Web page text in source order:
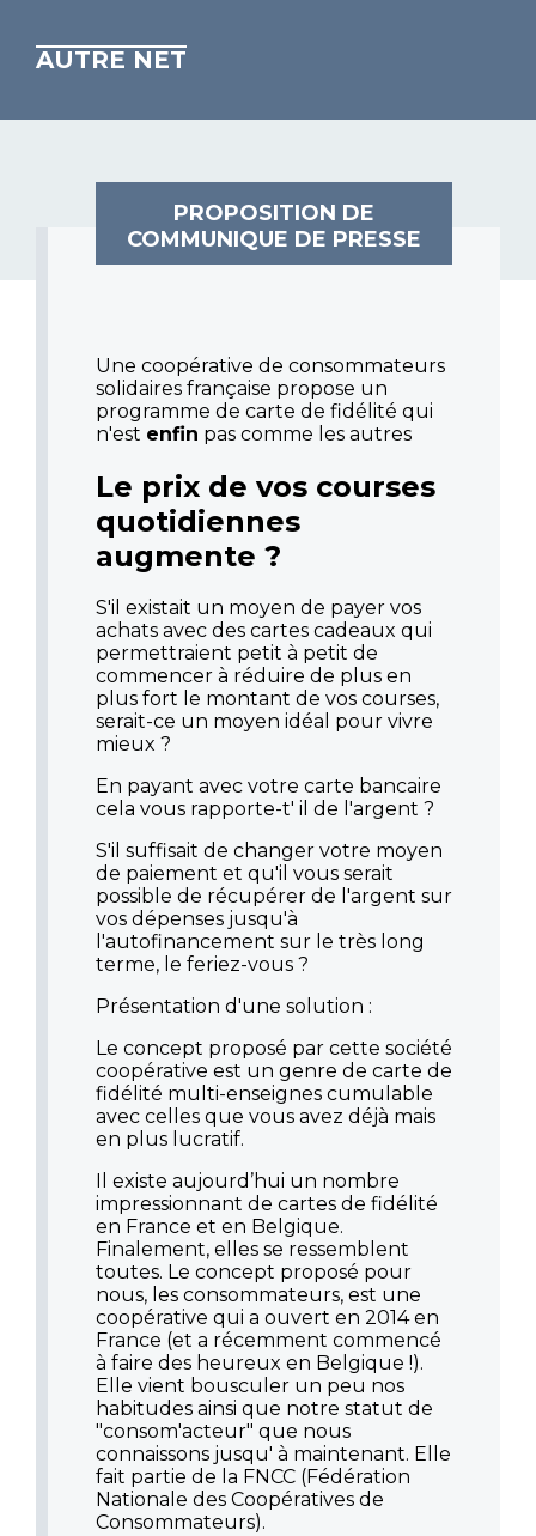
AUTRE NET
PROPOSITION DE
COMMUNIQUE DE PRESSE
Une coopérative de consommateurs
solidaires française propose un
programme de carte de fidélité qui
n'est enfin pas comme les autres
Le prix de vos courses
quotidiennes
augmente ?
S'il existait un moyen de payer vos
achats avec des cartes cadeaux qui
permettraient petit à petit de
commencer à réduire de plus en
plus fort le montant de vos courses,
serait-ce un moyen idéal pour vivre
mieux ?
En payant avec votre carte bancaire
cela vous rapporte-t' il de l'argent ?
S'il suffisait de changer votre moyen
de paiement et qu'il vous serait
possible de récupérer de l'argent sur
vos dépenses jusqu'à
l'autofinancement sur le très long
terme, le feriez-vous ?
Présentation d'une solution :
Le concept proposé par cette société
coopérative est un genre de carte de
fidélité multi-enseignes cumulable
avec celles que vous avez déjà mais
en plus lucratif.
Il existe aujourd’hui un nombre
impressionnant de cartes de fidélité
en France et en Belgique.
Finalement, elles se ressemblent
toutes. Le concept proposé pour
nous, les consommateurs, est une
coopérative qui a ouvert en 2014 en
France (et a récemment commencé
à faire des heureux en Belgique !).
Elle vient bousculer un peu nos
habitudes ainsi que notre statut de
"consom'acteur" que nous
connaissons jusqu' à maintenant. Elle
fait partie de la FNCC (Fédération
Nationale des Coopératives de
Consommateurs).